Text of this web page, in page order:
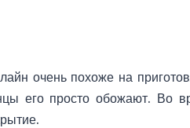
очень похоже на
его просто обожают. Во